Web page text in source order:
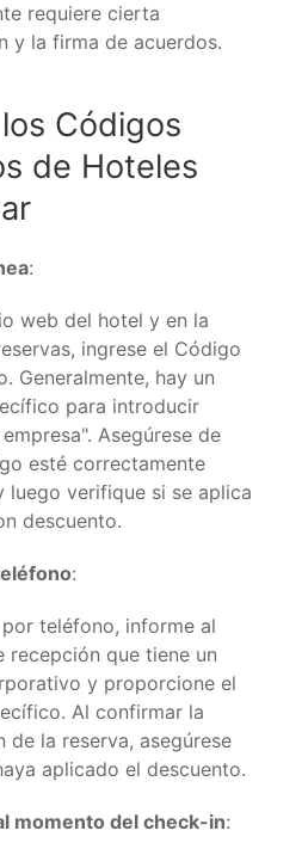
requiere cierta
y la firma de acuerdos.
Códigos
de Hoteles
:
web del hotel y en la
ingrese el Código
Generalmente, hay un
para introducir
Asegúrese de
esté correctamente
luego verifique si se aplica
descuento.
:
teléfono, informe al
recepción que tiene un
y proporcione el
Al confirmar la
de la reserva, asegúrese
aplicado el descuento.
momento del check-in: